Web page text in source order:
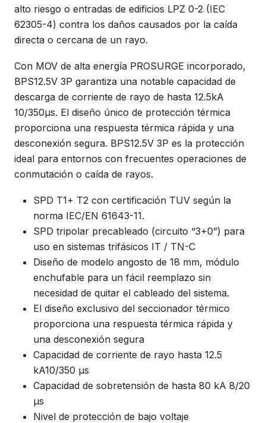
alto riesgo o entradas de edificios LPZ 0-2 (IEC
62305-4) contra los daños causados ​​por la caída
directa o cercana de un rayo.
Con MOV de alta energía PROSURGE incorporado,
BPS12.5V 3P garantiza una notable capacidad de
descarga de corriente de rayo de hasta 12.5kA
10/350μs. El diseño único de protección térmica
proporciona una respuesta térmica rápida y una
desconexión segura. BPS12.5V 3P es la protección
ideal para entornos con frecuentes operaciones de
conmutación o caída de rayos.
SPD T1+ T2 con certificación TUV según la
norma IEC/EN 61643-11.
SPD tripolar precableado (circuito “3+0”) para
uso en sistemas trifásicos IT / TN-C
Diseño de modelo angosto de 18 mm, módulo
enchufable para un fácil reemplazo sin
necesidad de quitar el cableado del sistema.
El diseño exclusivo del seccionador térmico
proporciona una respuesta térmica rápida y
una desconexión segura
Capacidad de corriente de rayo hasta 12.5
kA10/350 μs
Capacidad de sobretensión de hasta 80 kA 8/20
μs
Nivel de protección de bajo voltaje